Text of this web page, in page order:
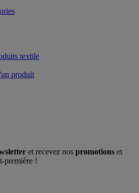
textile
produit
et recevez nos promotions et
première !